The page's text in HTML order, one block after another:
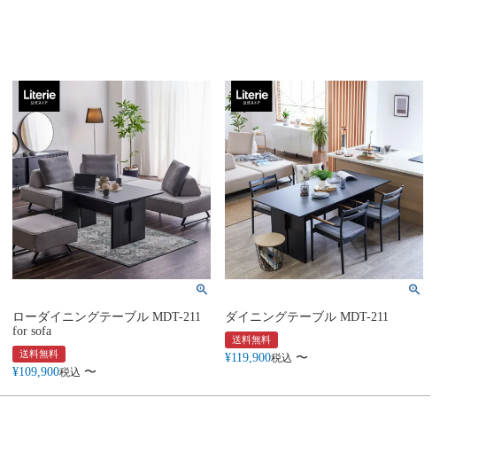
ローダイニングテーブル MDT-211
for sofa
送料無料
¥109,900税込 〜
ダイニングテーブル MDT-211
送料無料
¥119,900税込 〜